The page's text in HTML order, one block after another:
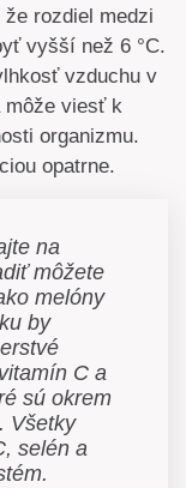
rozdiel medzi
vyšší než 6 °C.
vzduchu v
môže viesť k
organizmu.
opatrne.
na
môžete
melóny
by
C a
sú okrem
Všetky
selén a